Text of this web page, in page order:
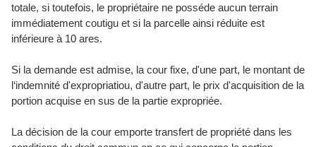
totale, si toutefois, le propriétaire ne posséde aucun terrain
immédiatement coutigu et si la parcelle ainsi réduite est
inférieure à 10 ares.
Si la demande est admise, la cour fixe, d'une part, le montant de
l‘indemnité d'expropriatiou, d'autre part, le prix d'acquisition de la
portion acquise en sus de la partie expropriée.
La décision de la cour emporte transfert de propriété dans les